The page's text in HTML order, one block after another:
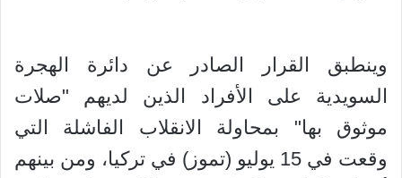
وينطبق القرار الصادر عن دائرة الهجرة
السويدية على الأفراد الذين لديهم "صلات
موثوق بها" بمحاولة الانقلاب الفاشلة التي
وقعت في 15 يوليو (تموز) في تركيا، ومن بينهم